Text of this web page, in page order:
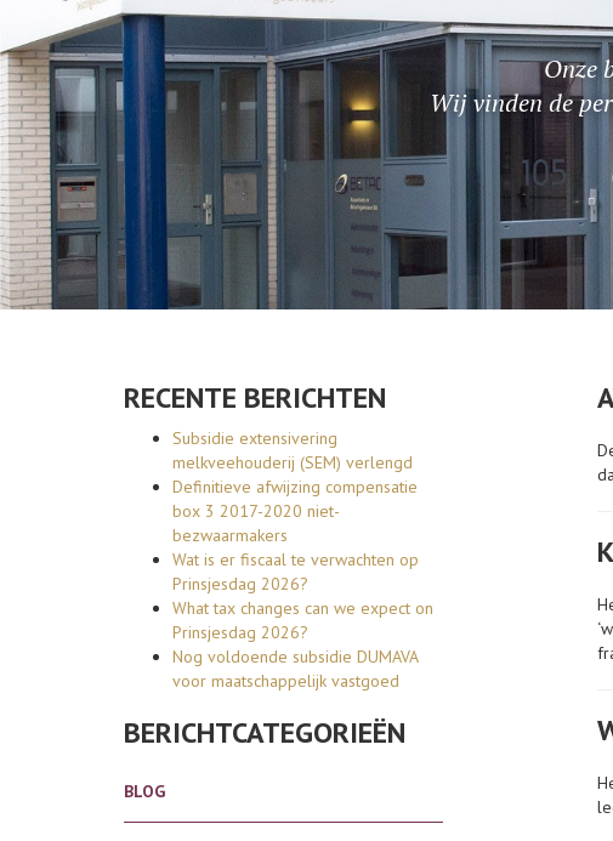
Onze
Wij vinden de
RECENTE BERICHTEN
Subsidie extensivering
melkveehouderij (SEM) verlengd
Definitieve afwijzing compensatie
box 3 2017-2020 niet-
bezwaarmakers
Wat is er fiscaal te verwachten op
Prinsjesdag 2026?
What tax changes can we expect on
Prinsjesdag 2026?
Nog voldoende subsidie DUMAVA
voor maatschappelijk vastgoed
BERICHTCATEGORIEËN
BLOG